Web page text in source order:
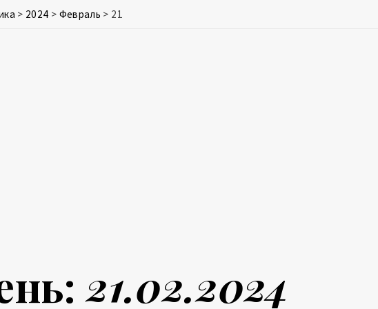
> 2024 > Февраль > 21
21.02.2024